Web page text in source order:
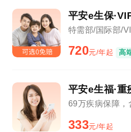
平安e生保
特需部/国际部/
720元/年起 高
平安e生福·重
69万疾病保障，
333元/年起